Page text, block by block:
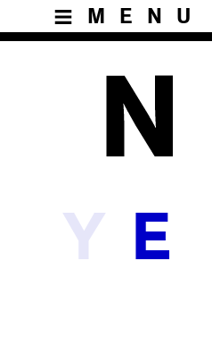
MENU
Y E